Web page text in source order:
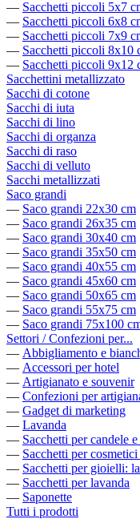
— Sacchetti piccoli 5x7
— Sacchetti piccoli 6x8
— Sacchetti piccoli 7x9
— Sacchetti piccoli 8x10
— Sacchetti piccoli 9x12
Sacchettini metallizzato
Sacchi di cotone
Sacchi di iuta
Sacchi di lino
Sacchi di organza
Sacchi di raso
Sacchi di velluto
Sacchi metallizzati
Saco grandi
— Saco grandi 22x30 cm
— Saco grandi 26x35 cm
— Saco grandi 30x40 cm
— Saco grandi 35x50 cm
— Saco grandi 40x55 cm
— Saco grandi 45x60 cm
— Saco grandi 50x65 cm
— Saco grandi 55x75 cm
— Saco grandi 75x100
Settori / Confezioni per...
— Abbigliamento e
— Accessori per hotel
— Artigianato e souvenir
— Confezioni per
— Gadget di marketing
— Lavanda
— Sacchetti per candele
— Sacchetti per
— Sacchetti per gioielli:
— Sacchetti per lavanda
— Saponette
Tutti i prodotti